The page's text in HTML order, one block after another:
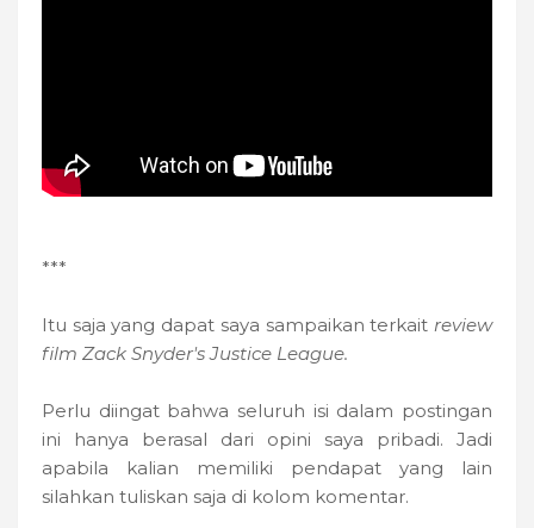
***
Itu saja yang dapat saya sampaikan terkait review
film Zack Snyder's Justice League.
Perlu diingat bahwa seluruh isi dalam postingan
ini hanya berasal dari opini saya pribadi. Jadi
apabila kalian memiliki pendapat yang lain
silahkan tuliskan saja di kolom komentar.